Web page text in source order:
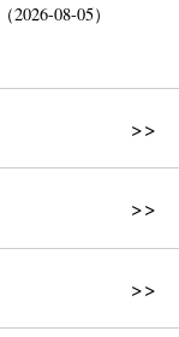
（2026-08-05）